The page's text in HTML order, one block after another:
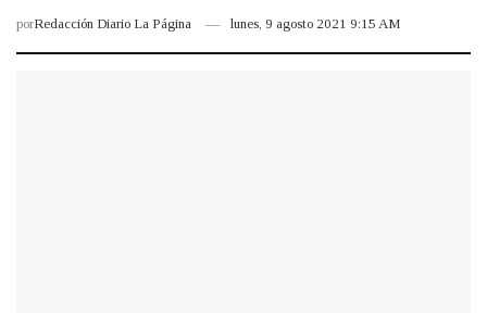
porRedacción Diario La Página lunes, 9 agosto 2021 9:15 AM